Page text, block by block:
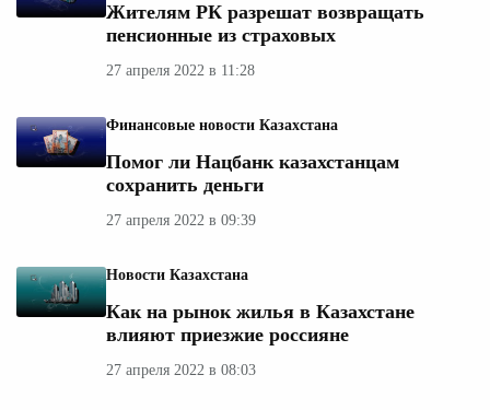
Жителям РК разрешат возвращать
пенсионные из страховых
27 апреля 2022 в 11:28
Финансовые новости Казахстана
Помог ли Нацбанк казахстанцам
сохранить деньги
27 апреля 2022 в 09:39
Новости Казахстана
Как на рынок жилья в Казахстане
влияют приезжие россияне
27 апреля 2022 в 08:03